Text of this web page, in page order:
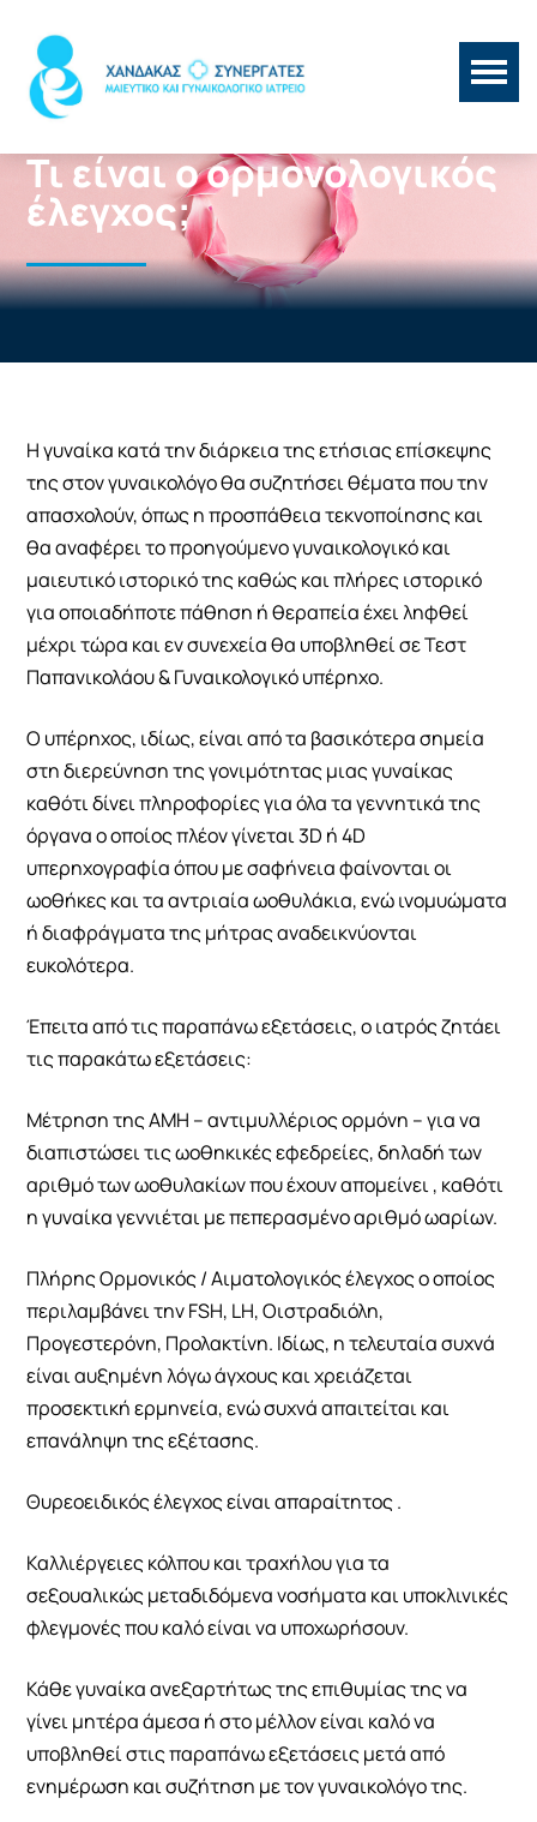
Τι είναι ο ορμονολογικός
έλεγχος;
Η γυναίκα κατά την διάρκεια της ετήσιας επίσκεψης
της στον γυναικολόγο θα συζητήσει θέματα που την
απασχολούν, όπως η προσπάθεια τεκνοποίησης και
θα αναφέρει το προηγούμενο γυναικολογικό και
μαιευτικό ιστορικό της καθώς και πλήρες ιστορικό
για οποιαδήποτε πάθηση ή θεραπεία έχει ληφθεί
μέχρι τώρα και εν συνεχεία θα υποβληθεί σε Τεστ
Παπανικολάου & Γυναικολογικό υπέρηχο.
Ο υπέρηχος, ιδίως, είναι από τα βασικότερα σημεία
στη διερεύνηση της γονιμότητας μιας γυναίκας
καθότι δίνει πληροφορίες για όλα τα γεννητικά της
όργανα ο οποίος πλέον γίνεται 3D ή 4D
υπερηχογραφία όπου με σαφήνεια φαίνονται οι
ωοθήκες και τα αντριαία ωοθυλάκια, ενώ ινομυώματα
ή διαφράγματα της μήτρας αναδεικνύονται
ευκολότερα.
Έπειτα από τις παραπάνω εξετάσεις, ο ιατρός ζητάει
τις παρακάτω εξετάσεις:
Μέτρηση της AMH – αντιμυλλέριος ορμόνη – για να
διαπιστώσει τις ωοθηκικές εφεδρείες, δηλαδή των
αριθμό των ωοθυλακίων που έχουν απομείνει , καθότι
η γυναίκα γεννιέται με πεπερασμένο αριθμό ωαρίων.
Πλήρης Ορμονικός / Αιματολογικός έλεγχος ο οποίος
περιλαμβάνει την FSH, LH, Οιστραδιόλη,
Προγεστερόνη, Προλακτίνη. Ιδίως, η τελευταία συχνά
είναι αυξημένη λόγω άγχους και χρειάζεται
προσεκτική ερμηνεία, ενώ συχνά απαιτείται και
επανάληψη της εξέτασης.
Θυρεοειδικός έλεγχος είναι απαραίτητος .
Καλλιέργειες κόλπου και τραχήλου για τα
σεξουαλικώς μεταδιδόμενα νοσήματα και υποκλινικές
φλεγμονές που καλό είναι να υποχωρήσουν.
Κάθε γυναίκα ανεξαρτήτως της επιθυμίας της να
γίνει μητέρα άμεσα ή στο μέλλον είναι καλό να
υποβληθεί στις παραπάνω εξετάσεις μετά από
ενημέρωση και συζήτηση με τον γυναικολόγο της.